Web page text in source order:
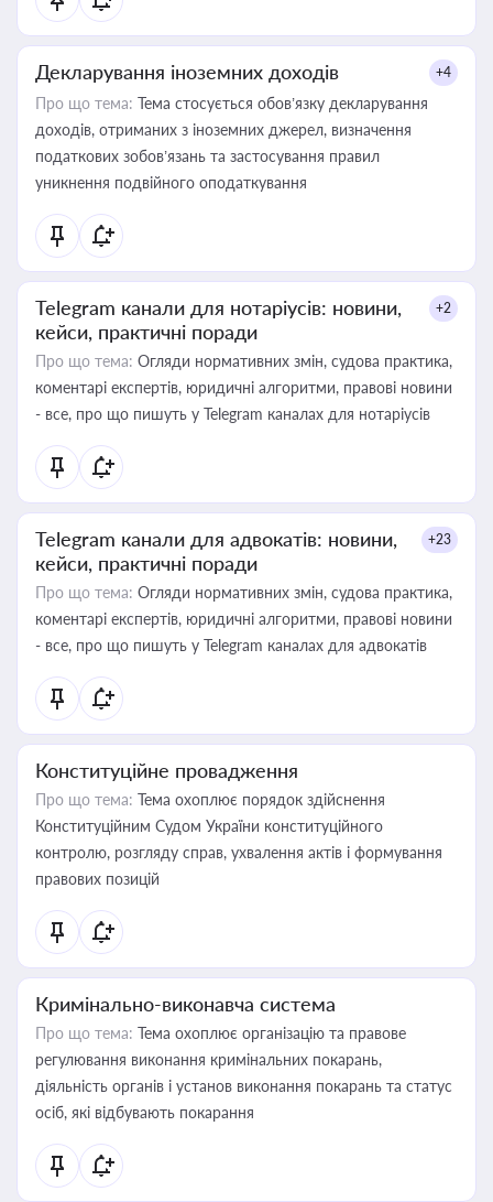
Декларування іноземних доходів +4
Про що тема: Тема стосується обов’язку декларування
доходів, отриманих з іноземних джерел, визначення
податкових зобов’язань та застосування правил
уникнення подвійного оподаткування
Telegram канали для нотаріусів: новини,
кейси, практичні поради
+2
Про що тема: Огляди нормативних змін, судова практика,
коментарі експертів, юридичні алгоритми, правові новини
- все, про що пишуть у Telegram каналах для нотаріусів
Telegram канали для адвокатів: новини,
кейси, практичні поради
+23
Про що тема: Огляди нормативних змін, судова практика,
коментарі експертів, юридичні алгоритми, правові новини
- все, про що пишуть у Telegram каналах для адвокатів
Конституційне провадження
Про що тема: Тема охоплює порядок здійснення
Конституційним Судом України конституційного
контролю, розгляду справ, ухвалення актів і формування
правових позицій
Кримінально-виконавча система
Про що тема: Тема охоплює організацію та правове
регулювання виконання кримінальних покарань,
діяльність органів і установ виконання покарань та статус
осіб, які відбувають покарання